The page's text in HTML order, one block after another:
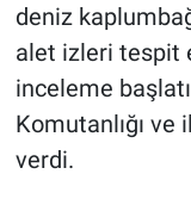
deniz
alet izleri tespit
inceleme
Komutanlığı
verdi.
Sağlık
Teknoloji